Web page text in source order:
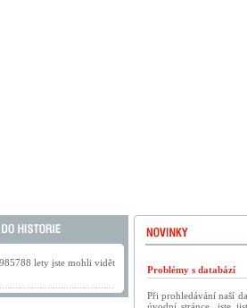
lety jste mohli vidět
Problémy s databází
Při prohledávání naší